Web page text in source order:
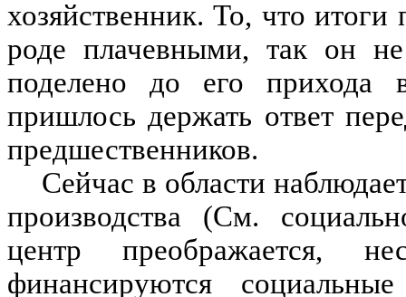
хозяйственник. То, что итоги
роде плачевными, так он
поделено до его прихода
пришлось держать ответ
предшественников.
Сейчас в области
производства (См.
центр преображается,
финансируются